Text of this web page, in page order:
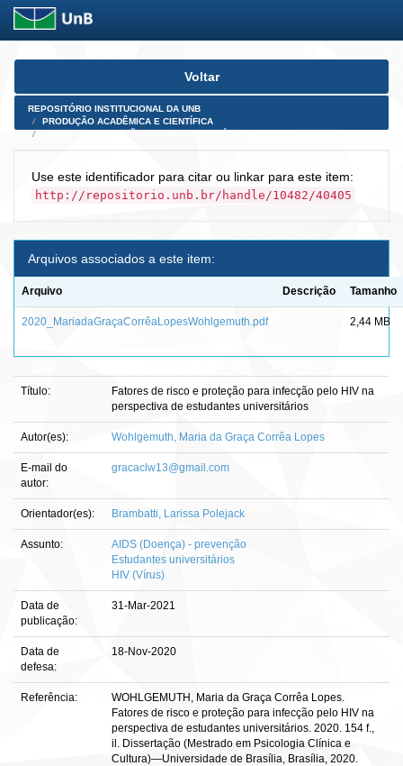
Skip
Voltar
REPOSITÓRIO INSTITUCIONAL DA UNB
PRODUÇÃO ACADÊMICA E CIENTÍFICA
Use este identificador para citar ou linkar para este item:
http://repositorio.unb.br/handle/10482/40405
Arquivos associados a este item:
Arquivo Descrição Tamanho
2020_MariadaGraçaCorrêaLopesWohlgemuth.pdf 2,44 MB
Título:
Fatores de risco e proteção para infecção pelo HIV na
perspectiva de estudantes universitários
Autor(es): Wohlgemuth, Maria da Graça Corrêa Lopes
E-mail do
autor:
gracaclw13@gmail.com
Orientador(es): Brambatti, Larissa Polejack
Assunto:
AIDS (Doença) - prevenção
Estudantes universitários
HIV (Vírus)
Data de
publicação:
31-Mar-2021
Data de
defesa:
18-Nov-2020
Referência:
WOHLGEMUTH, Maria da Graça Corrêa Lopes.
Fatores de risco e proteção para infecção pelo HIV na
perspectiva de estudantes universitários. 2020. 154 f.,
il. Dissertação (Mestrado em Psicologia Clínica e
Cultura)—Universidade de Brasília, Brasília, 2020.